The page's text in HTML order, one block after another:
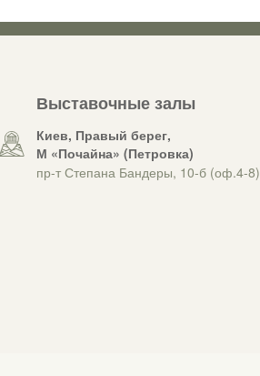
Выставочные залы
Киев, Правый берег,
М «Почайна» (Петровка)
пр-т Степана Бандеры, 10-б (оф.4-8)